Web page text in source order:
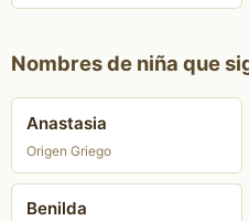
Nombres de niña que
Anastasia
Origen Griego
Benilda